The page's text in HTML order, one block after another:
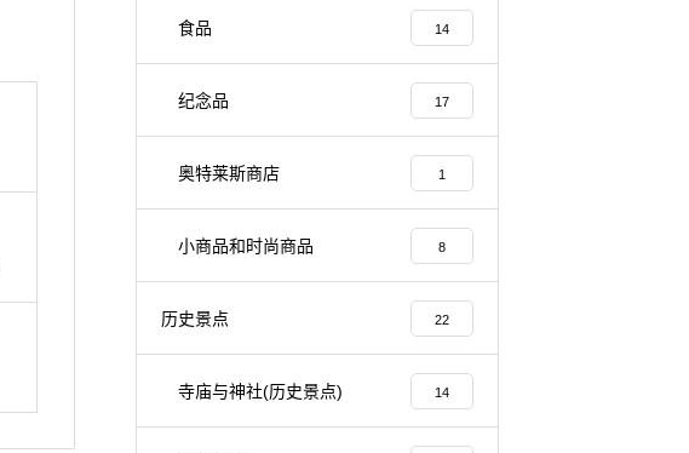
食品 14
纪念品 17
奥特莱斯商店 1
小商品和时尚商品 8
历史景点 22
寺庙与神社(历史景点) 14